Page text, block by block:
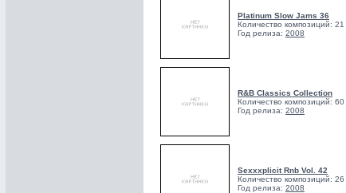
Platinum Slow Jams 36
Количество композиций: 21
Год релиза: 2008
R&B Classics Collection
Количество композиций: 60
Год релиза: 2008
Sexxxplicit Rnb Vol. 42
Количество композиций: 26
Год релиза: 2008